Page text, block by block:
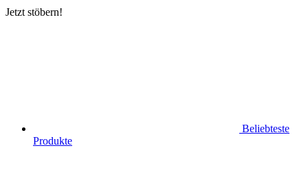
Jetzt stöbern!
Beliebteste
Produkte